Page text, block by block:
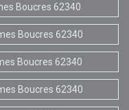
Boucres 62340
Boucres 62340
Boucres 62340
Boucres 62340